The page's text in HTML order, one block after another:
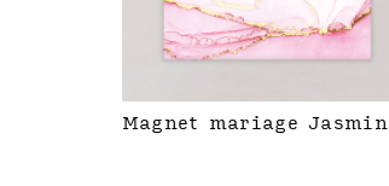
Magnet mariage Jasmin